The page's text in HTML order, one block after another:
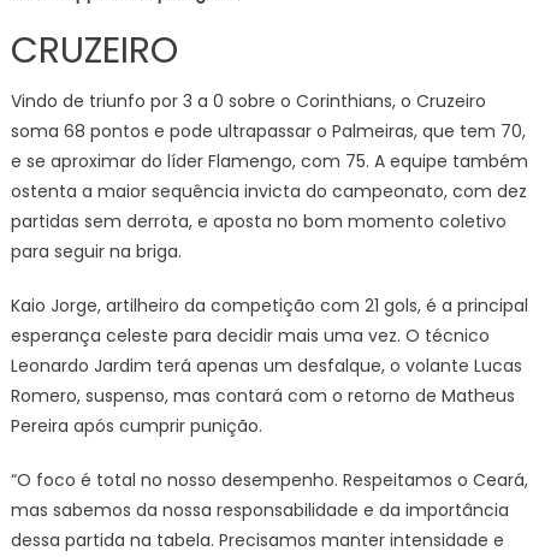
CRUZEIRO
Vindo de triunfo por 3 a 0 sobre o Corinthians, o Cruzeiro
soma 68 pontos e pode ultrapassar o Palmeiras, que tem 70,
e se aproximar do líder Flamengo, com 75. A equipe também
ostenta a maior sequência invicta do campeonato, com dez
partidas sem derrota, e aposta no bom momento coletivo
para seguir na briga.
Kaio Jorge, artilheiro da competição com 21 gols, é a principal
esperança celeste para decidir mais uma vez. O técnico
Leonardo Jardim terá apenas um desfalque, o volante Lucas
Romero, suspenso, mas contará com o retorno de Matheus
Pereira após cumprir punição.
“O foco é total no nosso desempenho. Respeitamos o Ceará,
mas sabemos da nossa responsabilidade e da importância
dessa partida na tabela. Precisamos manter intensidade e